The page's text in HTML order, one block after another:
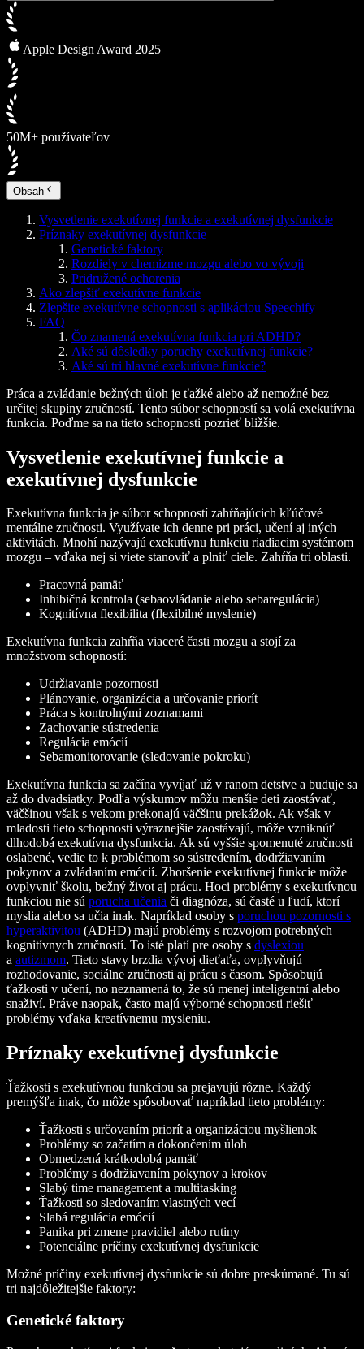
Apple Design Award 2025
50M+ používateľov
Obsah
Vysvetlenie exekutívnej funkcie a exekutívnej dysfunkcie
Príznaky exekutívnej dysfunkcie
Genetické faktory
Rozdiely v chemizme mozgu alebo vo vývoji
Pridružené ochorenia
Ako zlepšiť exekutívne funkcie
Zlepšite exekutívne schopnosti s aplikáciou Speechify
FAQ
Čo znamená exekutívna funkcia pri ADHD?
Aké sú dôsledky poruchy exekutívnej funkcie?
Aké sú tri hlavné exekutívne funkcie?
Práca a zvládanie bežných úloh je ťažké alebo až nemožné bez
určitej skupiny zručností. Tento súbor schopností sa volá exekutívna
funkcia. Poďme sa na tieto schopnosti pozrieť bližšie.
Vysvetlenie exekutívnej funkcie a
exekutívnej dysfunkcie
Exekutívna funkcia je súbor schopností zahŕňajúcich kľúčové
mentálne zručnosti. Využívate ich denne pri práci, učení aj iných
aktivitách. Mnohí nazývajú exekutívnu funkciu riadiacim systémom
mozgu – vďaka nej si viete stanoviť a plniť ciele. Zahŕňa tri oblasti.
Pracovná pamäť
Inhibičná kontrola (sebaovládanie alebo sebaregulácia)
Kognitívna flexibilita (flexibilné myslenie)
Exekutívna funkcia zahŕňa viaceré časti mozgu a stojí za
množstvom schopností:
Udržiavanie pozornosti
Plánovanie, organizácia a určovanie priorít
Práca s kontrolnými zoznamami
Zachovanie sústredenia
Regulácia emócií
Sebamonitorovanie (sledovanie pokroku)
Exekutívna funkcia sa začína vyvíjať už v ranom detstve a buduje sa
až do dvadsiatky. Podľa výskumov môžu menšie deti zaostávať,
väčšinou však s vekom prekonajú väčšinu prekážok. Ak však v
mladosti tieto schopnosti výraznejšie zaostávajú, môže vzniknúť
dlhodobá exekutívna dysfunkcia. Ak sú vyššie spomenuté zručnosti
oslabené, vedie to k problémom so sústredením, dodržiavaním
pokynov a zvládaním emócií. Zhoršenie exekutívnej funkcie môže
ovplyvniť školu, bežný život aj prácu. Hoci problémy s exekutívnou
funkciou nie sú porucha učenia či diagnóza, sú časté u ľudí, ktorí
myslia alebo sa učia inak. Napríklad osoby s poruchou pozornosti s
hyperaktivitou (ADHD) majú problémy s rozvojom potrebných
kognitívnych zručností. To isté platí pre osoby s dyslexiou
a autizmom. Tieto stavy brzdia vývoj dieťaťa, ovplyvňujú
rozhodovanie, sociálne zručnosti aj prácu s časom. Spôsobujú
ťažkosti v učení, no neznamená to, že sú menej inteligentní alebo
snaživí. Práve naopak, často majú výborné schopnosti riešiť
problémy vďaka kreatívnemu mysleniu.
Príznaky exekutívnej dysfunkcie
Ťažkosti s exekutívnou funkciou sa prejavujú rôzne. Každý
premýšľa inak, čo môže spôsobovať napríklad tieto problémy:
Ťažkosti s určovaním priorít a organizáciou myšlienok
Problémy so začatím a dokončením úloh
Obmedzená krátkodobá pamäť
Problémy s dodržiavaním pokynov a krokov
Slabý time management a multitasking
Ťažkosti so sledovaním vlastných vecí
Slabá regulácia emócií
Panika pri zmene pravidiel alebo rutiny
Potenciálne príčiny exekutívnej dysfunkcie
Možné príčiny exekutívnej dysfunkcie sú dobre preskúmané. Tu sú
tri najdôležitejšie faktory:
Genetické faktory